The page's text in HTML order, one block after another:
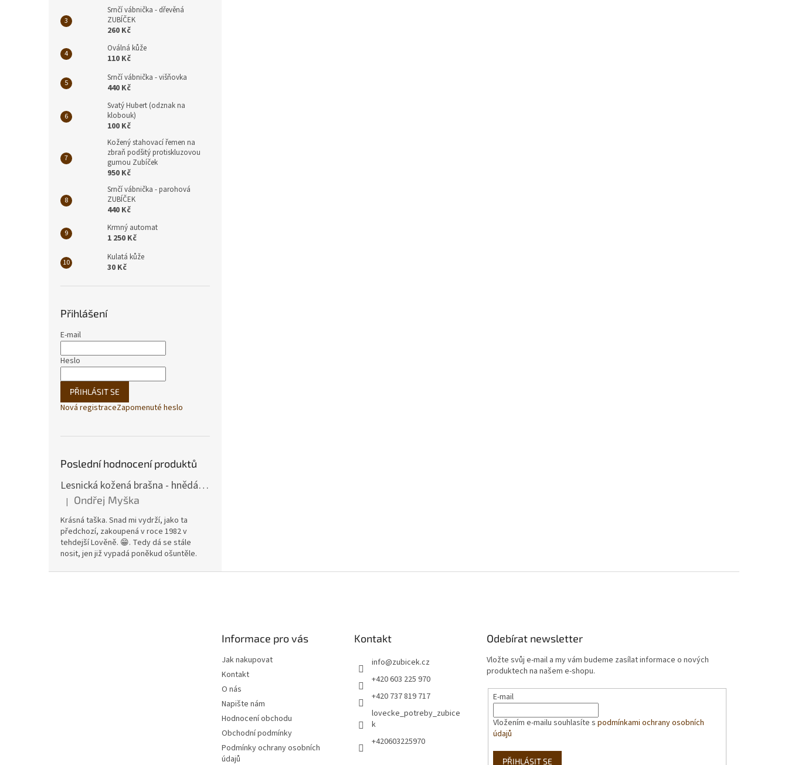
Srnčí vábnička - dřevěná
ZUBÍČEK
260 Kč
Oválná kůže
110 Kč
Srnčí vábnička - višňovka
440 Kč
Svatý Hubert (odznak na
klobouk)
100 Kč
Kožený stahovací řemen na
zbraň podšitý protiskluzovou
gumou Zubíček
950 Kč
Srnčí vábnička - parohová
ZUBÍČEK
440 Kč
Krmný automat
1 250 Kč
Kulatá kůže
30 Kč
Přihlášení
E-mail
Heslo
PŘIHLÁSIT SE
Nová registraceZapomenuté heslo
Poslední hodnocení produktů
Lesnická kožená brašna - hnědá hovězina
Hodnocení produktu je 5 z 5 hvězdiček.
| Ondřej Myška
Krásná taška. Snad mi vydrží, jako ta
předchozí, zakoupená v roce 1982 v
tehdejší Lověně. 😁. Tedy dá se stále
nosit, jen již vypadá poněkud ošuntěle.
Informace pro vás
Jak nakupovat
Kontakt
O nás
Napište nám
Hodnocení obchodu
Obchodní podmínky
Podmínky ochrany osobních
údajů
Kontakt
info@zubicek.cz
+420 603 225 970
+420 737 819 717
lovecke_potreby_zubice
k
+420603225970
Odebírat newsletter
Vložte svůj e-mail a my vám budeme zasílat informace o nových
produktech na našem e-shopu.
E-mail
Vložením e-mailu souhlasíte spodmínkami ochrany osobních
údajů
PŘIHLÁSIT SE